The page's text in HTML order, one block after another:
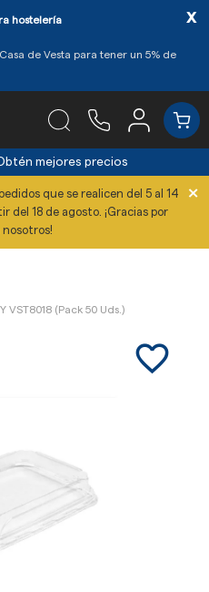
hostelería
de Vesta para tener un 5% de
x
mejores precios
que se realicen del 5 al 14
del 18 de agosto. ¡Gracias por
×
VST8018 (Pack 50 Uds.)
favorite_border